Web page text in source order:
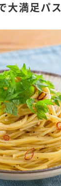
調味
ぽ
鍋
ト
ト トップ
大満足パ